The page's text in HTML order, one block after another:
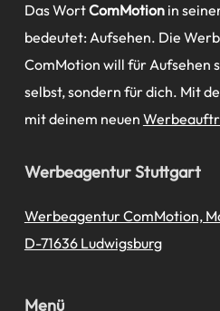
Das WortComMotionin
bedeutet: Aufsehen. Die
ComMotion will für Aufsehen
selbst, sondern für dich. Mit
mit deinem neuen
Werbeagentur Stuttgart
Werbeagentur ComMotion,
D-71636 Ludwigsburg
Menü